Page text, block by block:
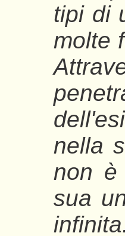
tipi di
molte
nella
non è
sua